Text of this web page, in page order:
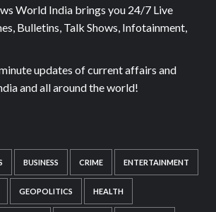
World India brings you 24/7 Live
Bulletins, Talk Shows, Infotainment,
updates of current affairs and
and all around the world!
BUSINESS CRIME ENTERTAINMENT
GEOPOLITICS HEALTH